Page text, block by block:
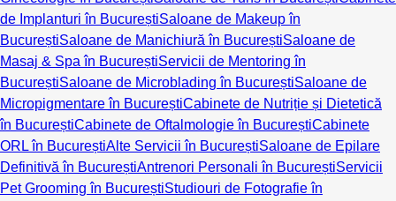
de Implanturi în BucureștiSaloane de Makeup în
BucureștiSaloane de Manichiură în BucureștiSaloane de
Masaj & Spa în BucureștiServicii de Mentoring în
BucureștiSaloane de Microblading în BucureștiSaloane de
Micropigmentare în BucureștiCabinete de Nutriție și Dietetică
în BucureștiCabinete de Oftalmologie în BucureștiCabinete
ORL în BucureștiAlte Servicii în BucureștiSaloane de Epilare
Definitivă în BucureștiAntrenori Personali în BucureștiServicii
Pet Grooming în BucureștiStudiouri de Fotografie în